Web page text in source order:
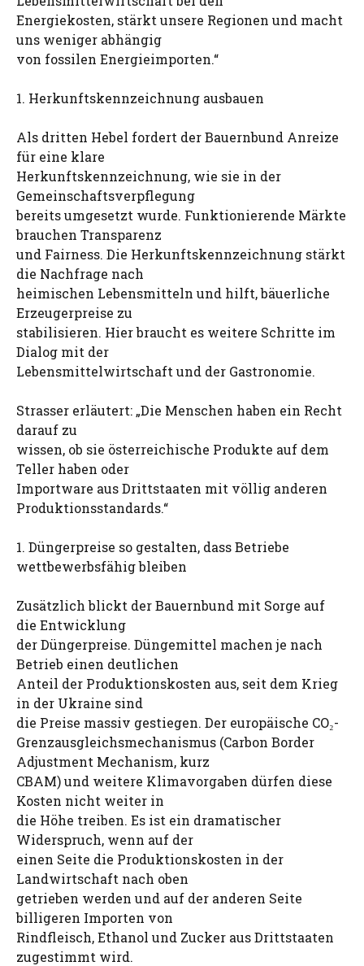
Energiekosten, stärkt unsere Regionen und macht
uns weniger abhängig
von fossilen Energieimporten.“
1. Herkunftskennzeichnung ausbauen
Als dritten Hebel fordert der Bauernbund Anreize
für eine klare
Herkunftskennzeichnung, wie sie in der
Gemeinschaftsverpflegung
bereits umgesetzt wurde. Funktionierende Märkte
brauchen Transparenz
und Fairness. Die Herkunftskennzeichnung stärkt
die Nachfrage nach
heimischen Lebensmitteln und hilft, bäuerliche
Erzeugerpreise zu
stabilisieren. Hier braucht es weitere Schritte im
Dialog mit der
Lebensmittelwirtschaft und der Gastronomie.
Strasser erläutert: „Die Menschen haben ein Recht
darauf zu
wissen, ob sie österreichische Produkte auf dem
Teller haben oder
Importware aus Drittstaaten mit völlig anderen
Produktionsstandards.“
1. Düngerpreise so gestalten, dass Betriebe
wettbewerbsfähig bleiben
Zusätzlich blickt der Bauernbund mit Sorge auf
die Entwicklung
der Düngerpreise. Düngemittel machen je nach
Betrieb einen deutlichen
Anteil der Produktionskosten aus, seit dem Krieg
in der Ukraine sind
die Preise massiv gestiegen. Der europäische CO₂-
Grenzausgleichsmechanismus (Carbon Border
Adjustment Mechanism, kurz
CBAM) und weitere Klimavorgaben dürfen diese
Kosten nicht weiter in
die Höhe treiben. Es ist ein dramatischer
Widerspruch, wenn auf der
einen Seite die Produktionskosten in der
Landwirtschaft nach oben
getrieben werden und auf der anderen Seite
billigeren Importen von
Rindfleisch, Ethanol und Zucker aus Drittstaaten
zugestimmt wird.